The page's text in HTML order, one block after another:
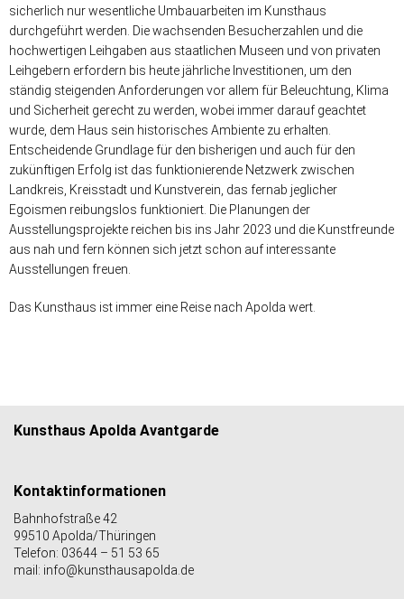
sicherlich nur wesentliche Umbauarbeiten im Kunsthaus
durchgeführt werden. Die wachsenden Besucherzahlen und die
hochwertigen Leihgaben aus staatlichen Museen und von privaten
Leihgebern erfordern bis heute jährliche Investitionen, um den
ständig steigenden Anforderungen vor allem für Beleuchtung, Klima
und Sicherheit gerecht zu werden, wobei immer darauf geachtet
wurde, dem Haus sein historisches Ambiente zu erhalten.
Entscheidende Grundlage für den bisherigen und auch für den
zukünftigen Erfolg ist das funktionierende Netzwerk zwischen
Landkreis, Kreisstadt und Kunstverein, das fernab jeglicher
Egoismen reibungslos funktioniert. Die Planungen der
Ausstellungsprojekte reichen bis ins Jahr 2023 und die Kunstfreunde
aus nah und fern können sich jetzt schon auf interessante
Ausstellungen freuen.
Das Kunsthaus ist immer eine Reise nach Apolda wert.
Kunsthaus Apolda Avantgarde
Kontaktinformationen
Bahnhofstraße 42
99510 Apolda/Thüringen
Telefon: 03644 – 51 53 65
mail: info@kunsthausapolda.de